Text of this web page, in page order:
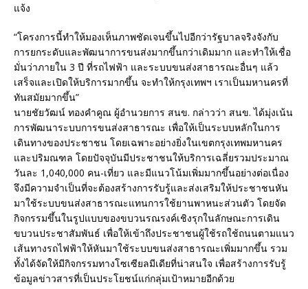
“โครงการนี้ทำให้มองเห็นภาพชัดเจนขึ้นไปอีกว่ารัฐบาลจริงจังกับ
การยกระดับและพัฒนาการขนส่งมากขึ้นกว่าเดิมมาก และทำให้เชื่อ
มั่นว่าภายใน 3 ปี ที่รถไฟฟ้า และระบบขนส่งสาธารณะอื่นๆ แล้ว
เสร็จและเปิดให้บริการมากขึ้น จะทำให้กรุงเทพฯ เราเป็นมหานครที่
ทันสมัยมากขึ้น”
นายชัยวัฒน์ ทองคำคูณ ผู้อำนวยการ สนข. กล่าวว่า สนข. ได้มุ่งเน้น
การพัฒนาระบบการขนส่งสาธารณะ เพื่อให้เป็นระบบหลักในการ
เดินทางของประชาชน โดยเฉพาะอย่างยิ่งในเขตกรุงเทพมหานคร
และปริมณฑล โดยปัจจุบันมีประชาชนให้บริการเฉลี่ยรวมประมาณ
วันละ 1,040,000 คน-เที่ยว และมีแนวโน้มเพิ่มมากขึ้นอย่างต่อเนื่อง
จึงมีความจำเป็นที่จะต้องสร้างการรับรู้และส่งเสริมให้ประชาชนหัน
มาใช้ระบบขนส่งสาธารณะแทนการใช้ยานพาหนะส่วนตัว โดยจัด
กิจกรรมขึ้นในรูปแบบของขบวนรณรงค์เชิงรุกในลักษณะการเดิน
ขบวนประชาสัมพันธ์ เพื่อให้เข้าถึงประชาชนผู้ใช้รถใช้ถนนตามแนว
เส้นทางรถไฟฟ้าให้หันมาใช้ระบบขนส่งสาธารณะเพิ่มมากขึ้น รวม
ทั้งได้จัดให้มีกิจกรรมทางโซเซียลมีเดียที่น่าสนใจ เพื่อสร้างการรับรู้
ข้อมูลข่าวสารที่เป็นประโยชน์แก่กลุ่มเป้าหมายอีกด้วย